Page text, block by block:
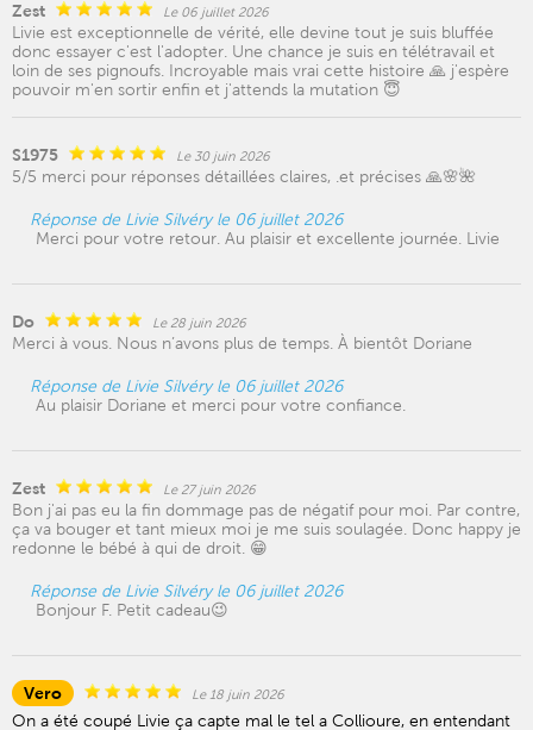
Zest Le 06 juillet 2026
Livie est exceptionnelle de vérité, elle devine tout je suis bluffée
donc essayer c'est l'adopter. Une chance je suis en télétravail et
loin de ses pignoufs. Incroyable mais vrai cette histoire 🙏 j'espère
pouvoir m'en sortir enfin et j'attends la mutation 😇
S1975 Le 30 juin 2026
5/5 merci pour réponses détaillées claires, .et précises 🙏🌸🌺
Réponse de Livie Silvéry le 06 juillet 2026
Merci pour votre retour. Au plaisir et excellente journée. Livie
Do Le 28 juin 2026
Merci à vous. Nous n’avons plus de temps. À bientôt Doriane
Réponse de Livie Silvéry le 06 juillet 2026
Au plaisir Doriane et merci pour votre confiance.
Zest Le 27 juin 2026
Bon j'ai pas eu la fin dommage pas de négatif pour moi. Par contre,
ça va bouger et tant mieux moi je me suis soulagée. Donc happy je
redonne le bébé à qui de droit. 😁
Réponse de Livie Silvéry le 06 juillet 2026
Bonjour F. Petit cadeau😉
Vero Le 18 juin 2026
On a été coupé Livie ça capte mal le tel a Collioure, en entendant